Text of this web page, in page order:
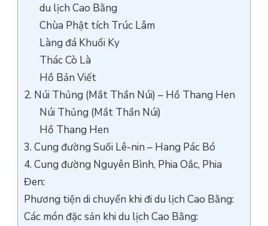
du lịch Cao Bằng
Chùa Phật tích Trúc Lâm
Làng đá Khuổi Ky
Thác Cò Là
Hồ Bản Viết
2. Núi Thủng (Mắt Thần Núi) – Hồ Thang Hen
Núi Thủng (Mắt Thần Núi)
Hồ Thang Hen
3. Cung đường Suối Lê-nin – Hang Pác Bó
4. Cung đường Nguyên Bình, Phia Oắc, Phia
Đen:
Phương tiện di chuyển khi đi du lịch Cao Bằng:
Các món đặc sản khi du lịch Cao Bằng: